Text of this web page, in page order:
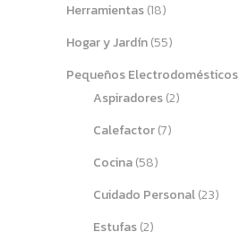
Herramientas(18)
Hogar y Jardín(55)
Pequeños Electrodomésticos
Aspiradores(2)
Calefactor(7)
Cocina(58)
Cuidado Personal(23)
Estufas(2)